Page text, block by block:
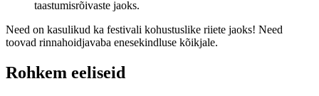
taastumisrõivaste jaoks.
Need on kasulikud ka festivali kohustuslike riiete jaoks! Need
toovad rinnahoidjavaba enesekindluse kõikjale.
Rohkem eeliseid